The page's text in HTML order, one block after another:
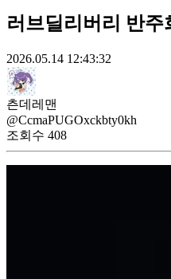
러브딜리버리 반주
2026.05.14 12:43:32
츤데레맨
@CcmaPUGOxckbty0kh
조회수 408